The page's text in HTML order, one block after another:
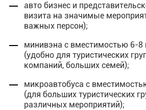
авто бизнес и
визита на значимые
важных персон);
минивэна с вместимостью 6-8
(удобно для туристических
компаний, больших семей);
микроавтобуса с
(для больших туристических
различных мероприятий);